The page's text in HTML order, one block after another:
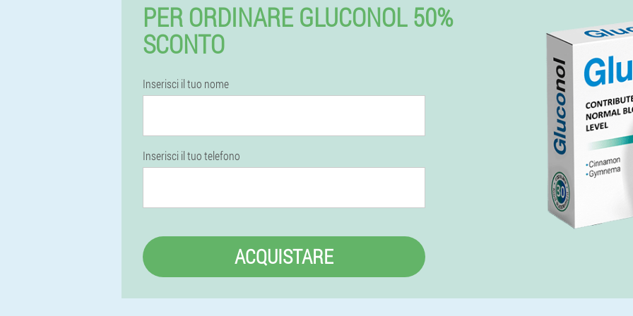
PER ORDINARE GLUCONOL 50%
SCONTO
Inserisci il tuo nome
Inserisci il tuo telefono
ACQUISTARE